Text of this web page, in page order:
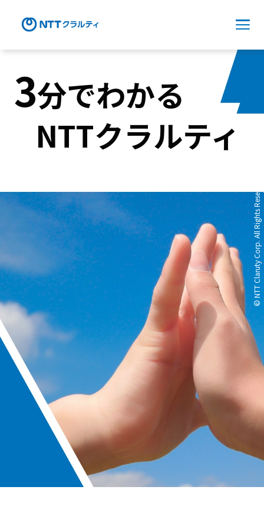
3分でわかる
NTTクラルティ
© NTT Claruty Corp.
All Rights Reserved.